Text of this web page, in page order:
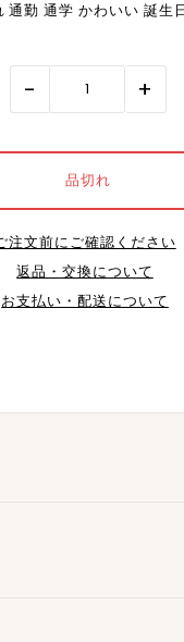
通勤 通学 かわいい 誕生
- +
注文前にご確認ください
返品・交換について
お支払い・配送について